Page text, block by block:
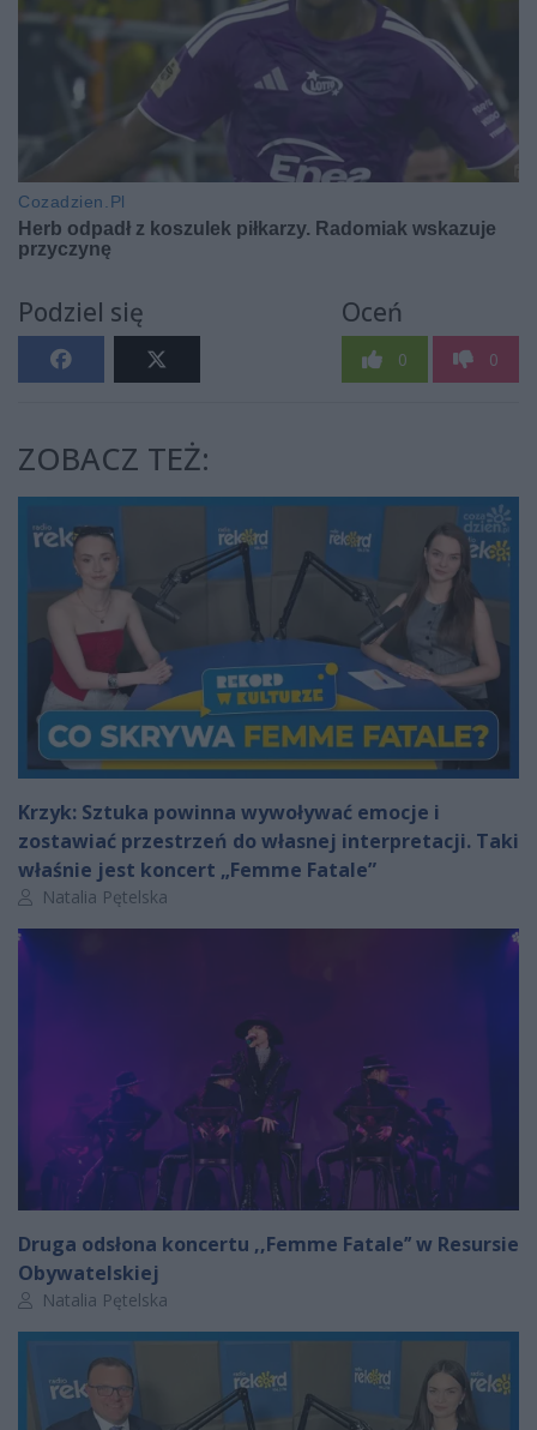
Podziel się Oceń
0 0
ZOBACZ TEŻ:
Krzyk: Sztuka powinna wywoływać emocje i
zostawiać przestrzeń do własnej interpretacji. Taki
właśnie jest koncert „Femme Fatale”
Autor artykułu:
Natalia Pętelska
Druga odsłona koncertu ,,Femme Fatale’’ w Resursie
Obywatelskiej
Autor artykułu:
Natalia Pętelska